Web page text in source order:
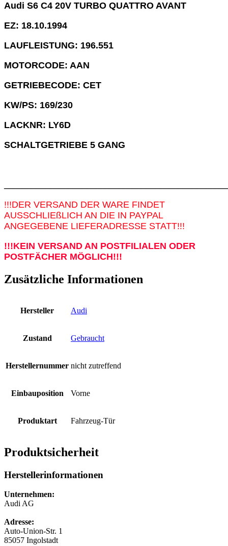
Audi S6 C4 20V TURBO QUATTRO AVANT
EZ: 18.10.1994
LAUFLEISTUNG: 196.551
MOTORCODE: AAN
GETRIEBECODE: CET
KW/PS: 169/230
LACKNR: LY6D
SCHALTGETRIEBE 5 GANG
!!!DER VERSAND DER WARE FINDET
AUSSCHLIEßLICH AN DIE IN PAYPAL
ANGEGEBENE LIEFERADRESSE STATT!!!
!!!KEIN VERSAND AN POSTFILIALEN ODER
POSTFÄCHER MÖGLICH!!!
Zusätzliche Informationen
Hersteller Audi
Zustand Gebraucht
Herstellernummer nicht zutreffend
Einbauposition Vorne
Produktart Fahrzeug-Tür
Produktsicherheit
Herstellerinformationen
Unternehmen:
Audi AG
Adresse:
Auto-Union-Str. 1
85057 Ingolstadt